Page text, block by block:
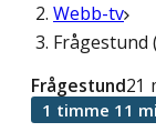
Webb-tv
Frågestund
Frågestund21
1 timme 11